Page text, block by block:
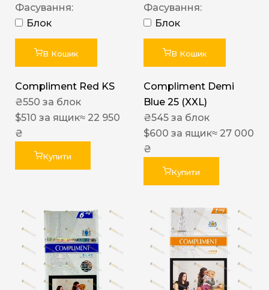
Фасування:
Блок
В Кошик
Compliment Red KS
₴550 за блок
$510 за ящик≈ 22 950
₴
Купити
Фасування:
Блок
В Кошик
Compliment Demi
Blue 25 (XXL)
₴545 за блок
$600 за ящик≈ 27 000
₴
Купити